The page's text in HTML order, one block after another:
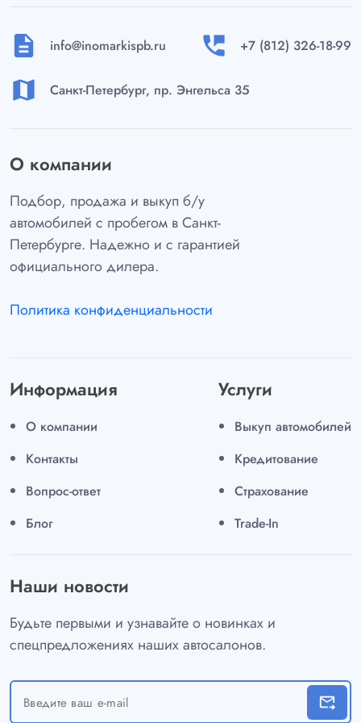
description info@inomarkispb.ru perm_phone_msg +7 (812) 326-18-99
map Санкт-Петербург, пр. Энгельса 35
О компании
Подбор, продажа и выкуп б/у
автомобилей с пробегом в Санкт-
Петербурге. Надежно и с гарантией
официального дилера.
Политика конфиденциальности
Информация
О компании
Контакты
Вопрос-ответ
Блог
Услуги
Выкуп автомобилей
Кредитование
Страхование
Trade-In
Наши новости
Будьте первыми и узнавайте о новинках и
спецпредложениях наших автосалонов.
forward_to_inbox